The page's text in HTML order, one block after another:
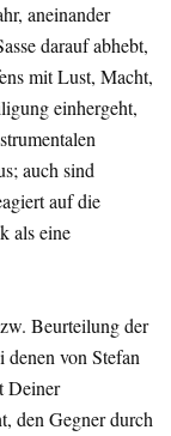
aneinander
darauf abhebt,
mit Lust, Macht,
einhergeht,
auch sind
auf die
als eine
Beurteilung der
denen von Stefan
Deiner
den Gegner durch